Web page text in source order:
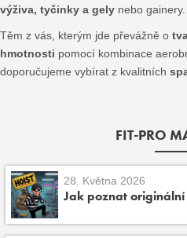
výživa, tyčinky a gely nebo gainery.
Těm z vás, kterým jde převážně o
hmotnosti pomocí kombinace
doporučujeme vybírat z kvalitních
FIT-PRO
28. Května 2026
Jak poznat originální